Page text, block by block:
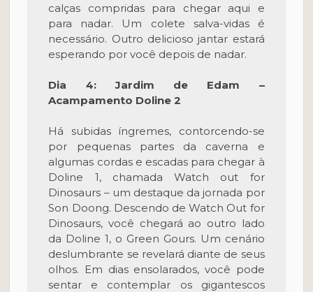
calças compridas para chegar aqui e
para nadar. Um colete salva-vidas é
necessário. Outro delicioso jantar estará
esperando por você depois de nadar.
Dia 4: Jardim de Edam –
Acampamento Doline 2
Há subidas íngremes, contorcendo-se
por pequenas partes da caverna e
algumas cordas e escadas para chegar à
Doline 1, chamada Watch out for
Dinosaurs – um destaque da jornada por
Son Doong. Descendo de Watch Out for
Dinosaurs, você chegará ao outro lado
da Doline 1, o Green Gours. Um cenário
deslumbrante se revelará diante de seus
olhos. Em dias ensolarados, você pode
sentar e contemplar os gigantescos